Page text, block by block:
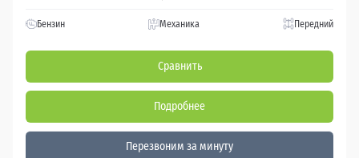
Бензин Механика Передний
Сравнить
Подробнее
Перезвоним за минуту